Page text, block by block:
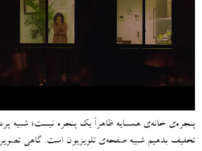
پنجره‌ی خانه‌ی همسایه ظاهراً یک پنجره نیست؛ شبیه
تخفیف بدهیم شبیه صفحه‌ی تلویزیون است. گاهی